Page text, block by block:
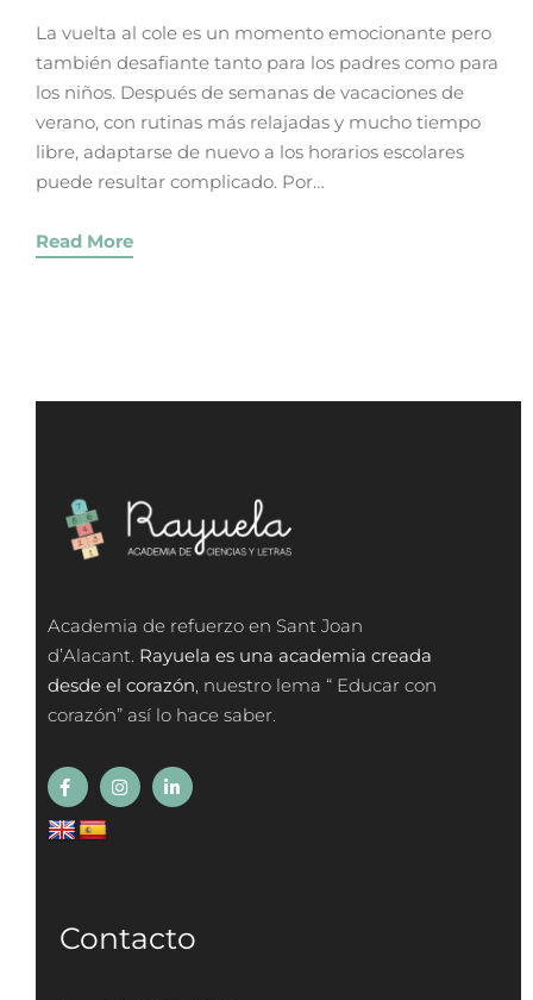
La vuelta al cole es un momento emocionante pero
también desafiante tanto para los padres como para
los niños. Después de semanas de vacaciones de
verano, con rutinas más relajadas y mucho tiempo
libre, adaptarse de nuevo a los horarios escolares
puede resultar complicado. Por…
Read More
Academia de refuerzo en Sant Joan
d’Alacant. Rayuela es una academia creada
desde el corazón, nuestro lema “ Educar con
corazón” así lo hace saber.
Contacto